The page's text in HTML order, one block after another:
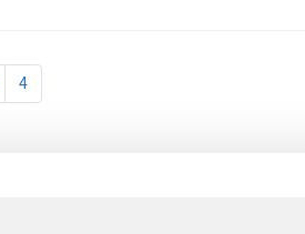
4